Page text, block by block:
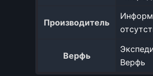
Производитель
Верфь
Верфь